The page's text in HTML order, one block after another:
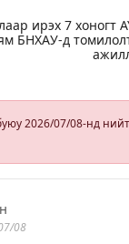
ирэх 7 хоногт
БНХАУ-д
2026/07/08-нд
08